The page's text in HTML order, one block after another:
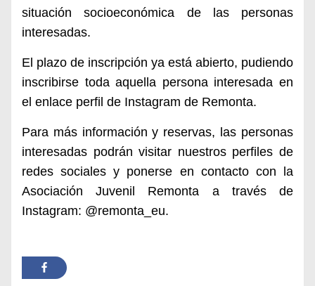
situación socioeconómica de las personas
interesadas.
El plazo de inscripción ya está abierto, pudiendo
inscribirse toda aquella persona interesada en
el enlace perfil de Instagram de Remonta.
Para más información y reservas, las personas
interesadas podrán visitar nuestros perfiles de
redes sociales y ponerse en contacto con la
Asociación Juvenil Remonta a través de
Instagram: @remonta_eu.